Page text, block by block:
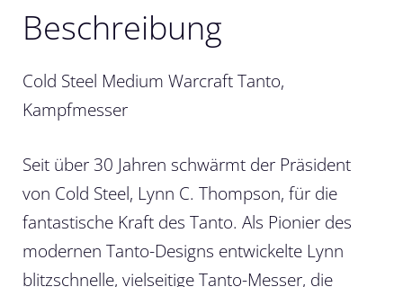
Beschreibung
Cold Steel Medium Warcraft Tanto,
Kampfmesser
Seit über 30 Jahren schwärmt der Präsident
von Cold Steel, Lynn C. Thompson, für die
fantastische Kraft des Tanto. Als Pionier des
modernen Tanto-Designs entwickelte Lynn
blitzschnelle, vielseitige Tanto-Messer, die